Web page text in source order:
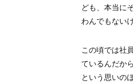
ども、本当に
わんでもない
この頃では社
ているんだか
という思いの